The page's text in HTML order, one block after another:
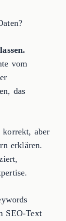
vom
das
korrekt, aber
erklären.
SEO-Text